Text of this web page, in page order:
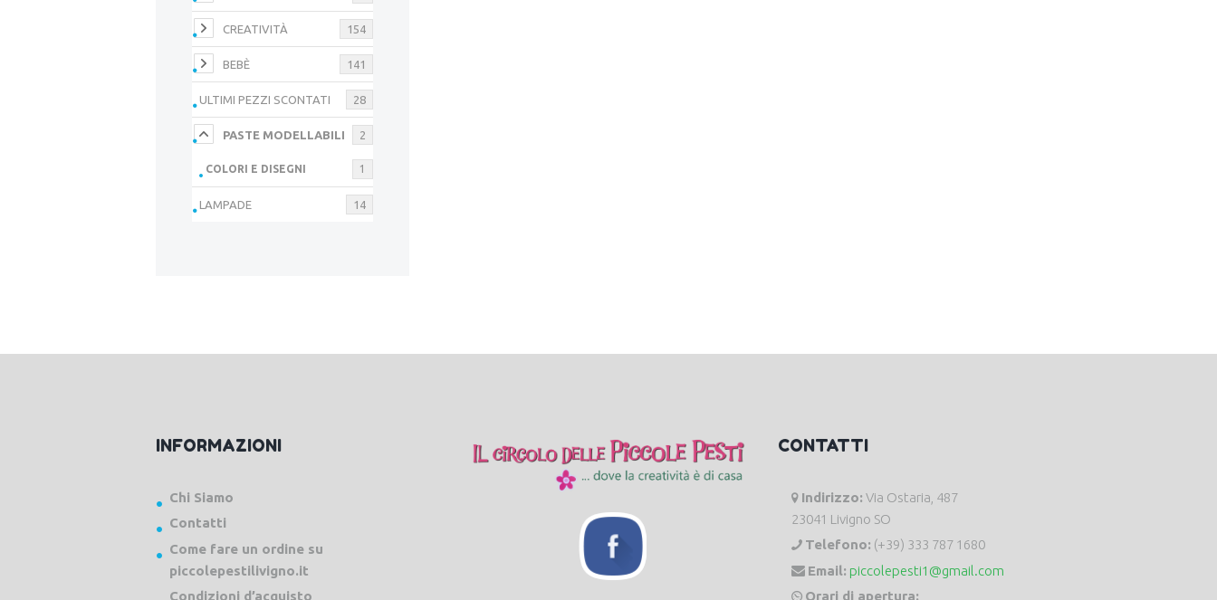
CREATIVITÀ 154
BEBÈ 141
ULTIMI PEZZI SCONTATI 28
PASTE MODELLABILI 2
COLORI E DISEGNI 1
LAMPADE 14
INFORMAZIONI
Chi Siamo
Contatti
Come fare un ordine su
piccolepestilivigno.it
Condizioni d’acquisto
CONTATTI
Indirizzo: Via Ostaria, 487
23041 Livigno SO
Telefono: (+39) 333 787 1680
Email: piccolepesti1@gmail.com
Orari di apertura: